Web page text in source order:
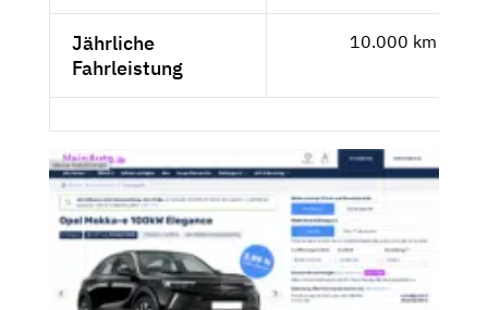
Jährliche
Fahrleistung
10.000 km